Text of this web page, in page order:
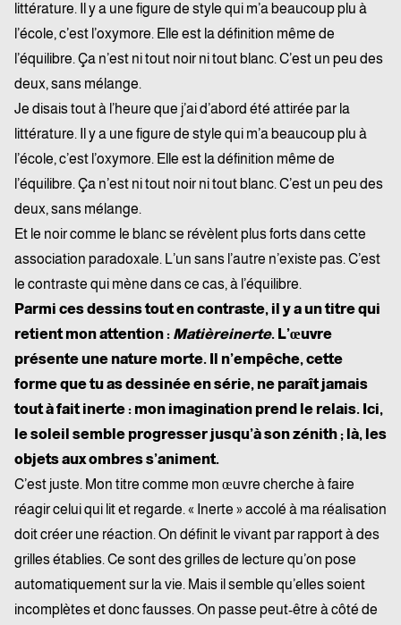
littérature. Il y a une figure de style qui m’a beaucoup plu à
l’école, c’est l’oxymore. Elle est la définition même de
l’équilibre. Ça n’est ni tout noir ni tout blanc. C’est un peu des
deux, sans mélange.
Je disais tout à l’heure que j’ai d’abord été attirée par la
littérature. Il y a une figure de style qui m’a beaucoup plu à
l’école, c’est l’oxymore. Elle est la définition même de
l’équilibre. Ça n’est ni tout noir ni tout blanc. C’est un peu des
deux, sans mélange.
Et le noir comme le blanc se révèlent plus forts dans cette
association paradoxale. L’un sans l’autre n’existe pas. C’est
le contraste qui mène dans ce cas, à l’équilibre.
Parmi ces dessins tout en contraste, il y a un titre qui
retient mon attention : Matièreinerte. L’œuvre
présente une nature morte. Il n’empêche, cette
forme que tu as dessinée en série, ne paraît jamais
tout à fait inerte : mon imagination prend le relais. Ici,
le soleil semble progresser jusqu’à son zénith ; là, les
objets aux ombres s’animent.
C’est juste. Mon titre comme mon œuvre cherche à faire
réagir celui qui lit et regarde. « Inerte » accolé à ma réalisation
doit créer une réaction. On définit le vivant par rapport à des
grilles établies. Ce sont des grilles de lecture qu’on pose
automatiquement sur la vie. Mais il semble qu’elles soient
incomplètes et donc fausses. On passe peut-être à côté de